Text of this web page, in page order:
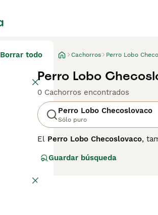
Borrar todo Cachorros Perro Lobo
Perro Lobo
0 Cachorros encontrados
Perro Lobo Checoslovaco
Sólo puro
El Perro Lobo Checoslovaco,
capacidad de entrenamiento
activo, independiente y leal,
a sus altos requerimientos de
amplio, ya que no se adapta
negro", "lobo checoslovaco
Guardar búsqueda